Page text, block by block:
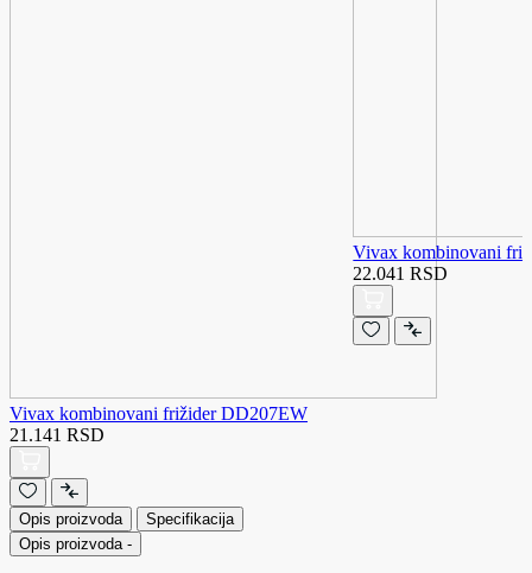
Vivax kombinovani frižider DD207EW
21.141 RSD
Vivax kombinovani
22.041 RSD
Opis proizvoda
Specifikacija
Opis proizvoda -